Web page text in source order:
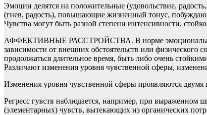
Эмоции делятся на положительные (удовольствие,
(гнев, радость), повышающие жизненный тонус,
Чувства могут быть разной степени интенсивности,
АФФЕКТИВНЫЕ РАССТРОЙСТВА. В норме эмоциональные
зависимости от внешних обстоятельств или физического
продолжаться длительное время, быть либо очень
Различают изменения уровня чувственной сферы,
Изменения уровня чувственной сферы проявляются двумя
Регресс гувств наблюдается, например, при выраженном
(элементарных) чувств, вытекающих из органических